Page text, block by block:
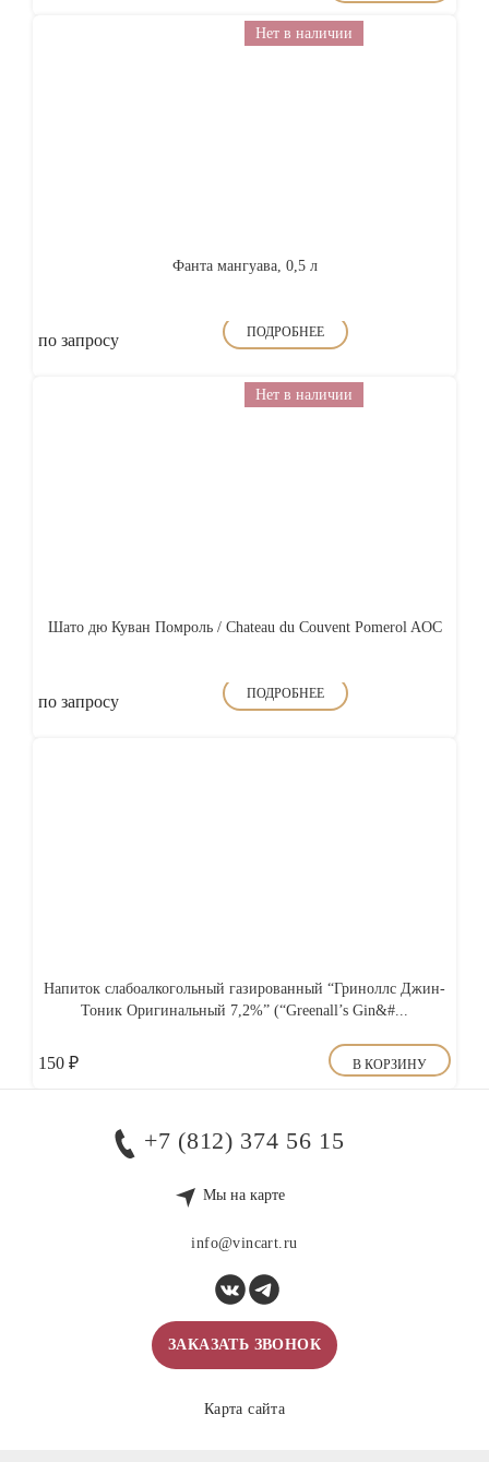
Нет в наличии
Фанта мангуава, 0,5 л
по запросу ПОДРОБНЕЕ
Нет в наличии
Шато дю Куван Помроль / Chateau du Couvent Pomerol AOC
по запросу ПОДРОБНЕЕ
Напиток слабоалкогольный газированный “Гриноллс Джин-
Тоник Оригинальный 7,2%” (“Greenall’s Gin&#...
150 ₽ В КОРЗИНУ
+7 (812) 374 56 15
Мы на карте
info@vincart.ru
ЗАКАЗАТЬ ЗВОНОК
Карта сайта